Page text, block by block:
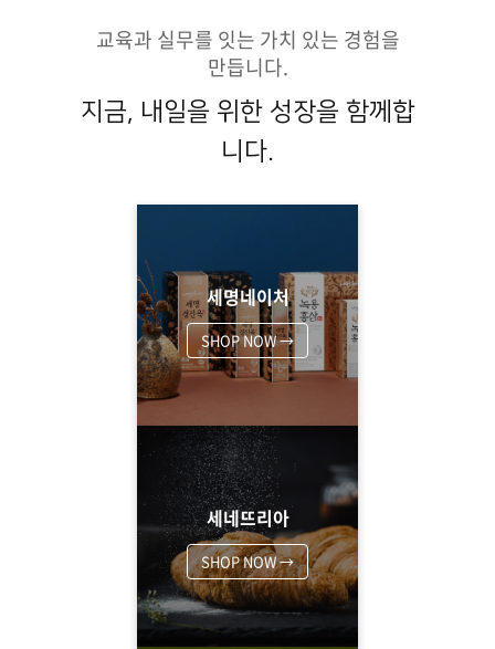
교육과 실무를 잇는 가치 있는 경험을
만듭니다.
지금, 내일을 위한 성장을 함께합
니다.
세명네이처
SHOP NOW →
세네뜨리아
SHOP NOW →